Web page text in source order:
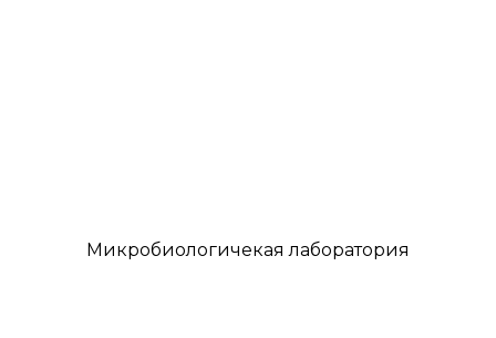
Микробиологичекая лаборатория